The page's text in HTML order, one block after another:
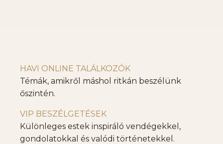
HAVI ONLINE TALÁLKOZÓK
Témák, amikről máshol ritkán beszélünk
őszintén.
VIP BESZÉLGETÉSEK
Különleges estek inspiráló vendégekkel,
gondolatokkal és valódi történetekkel.